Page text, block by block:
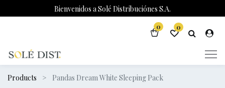
Bienvenidos a Solé Distribuciónes S.A.
0 0
Products Pandas Dream White Sleeping Pack